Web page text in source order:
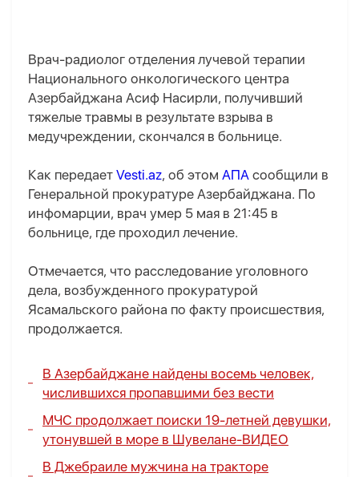
Врач-радиолог отделения лучевой терапии
Национального онкологического центра
Азербайджана Асиф Насирли, получивший
тяжелые травмы в результате взрыва в
медучреждении, скончался в больнице.
Как передает Vesti.az, об этом АПА сообщили в
Генеральной прокуратуре Азербайджана. По
инфомарции, врач умер 5 мая в 21:45 в
больнице, где проходил лечение.
Отмечается, что расследование уголовного
дела, возбужденного прокуратурой
Ясамальского района по факту происшествия,
продолжается.
В Азербайджане найдены восемь человек,
числившихся пропавшими без вести
МЧС продолжает поиски 19-летней девушки,
утонувшей в море в Шувелане-ВИДЕО
В Джебраиле мужчина на тракторе